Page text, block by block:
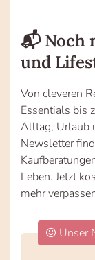
📬 Noch
und
Von cleveren
Essentials bis
Alltag, Urlaub
Newsletter
Leben. Jetzt
mehr
Unser